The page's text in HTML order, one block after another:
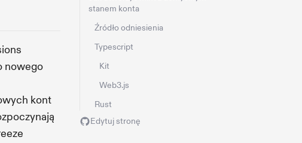
nowego
kont
stanem konta
Źródło odniesienia
Typescript
Kit
Web3.js
Rust
Edytuj stronę